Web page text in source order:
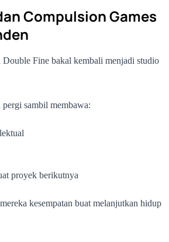
Compulsion Games
Double Fine bakal kembali menjadi studio
sambil membawa:
proyek berikutnya
kesempatan buat melanjutkan hidup